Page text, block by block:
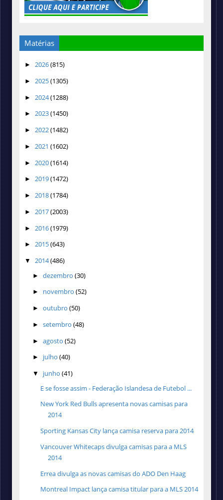
Matérias
► 2026(815)
► 2025(1305)
► 2024(1288)
► 2023(1450)
► 2022(1482)
► 2021 (1602)
► 2020(1614)
► 2019(1472)
► 2018(1784)
► 2017(2003)
► 2016(1979)
► 2015(643)
▼ 2014(486)
► dezembro (30)
► novembro (52)
► outubro (50)
► setembro (48)
► agosto (52)
► julho (40)
▼ junho (41)
E se fosse assim - Federação Islandesa de Futebol ...
New York Red Bulls apresenta novas camisas para
2014
Sporting Kansas City lança camisa reserva para 2014
Vancouver Whitecaps divulga camisas para a MLS
2014
Errea divulga as novas camisas do ADO Den Haag
Montreal Impact lança camisa titular para a MLS 2014